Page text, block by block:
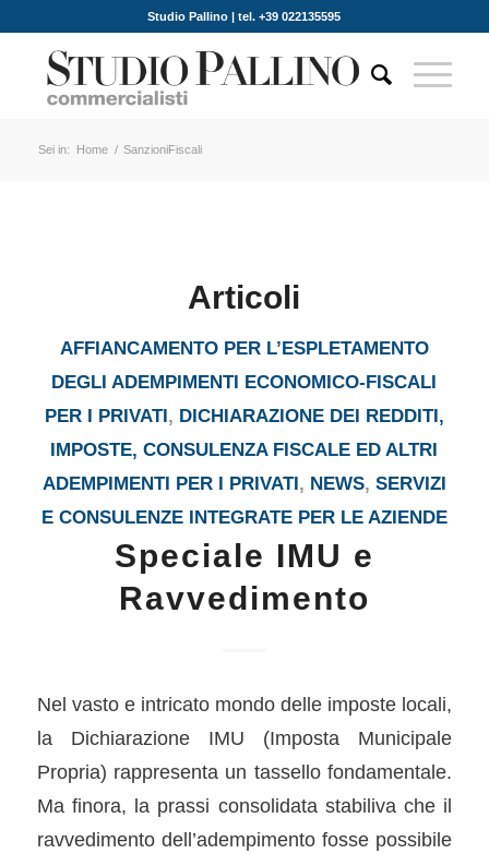
Studio Pallino | tel. +39 022135595
Sei in: Home / SanzioniFiscali
Articoli
AFFIANCAMENTO PER L’ESPLETAMENTO
DEGLI ADEMPIMENTI ECONOMICO-FISCALI
PER I PRIVATI, DICHIARAZIONE DEI REDDITI,
IMPOSTE, CONSULENZA FISCALE ED ALTRI
ADEMPIMENTI PER I PRIVATI, NEWS, SERVIZI
E CONSULENZE INTEGRATE PER LE AZIENDE
Speciale IMU e
Ravvedimento
Nel vasto e intricato mondo delle imposte locali,
la Dichiarazione IMU (Imposta Municipale
Propria) rappresenta un tassello fondamentale.
Ma finora, la prassi consolidata stabiliva che il
ravvedimento dell’adempimento fosse possibile